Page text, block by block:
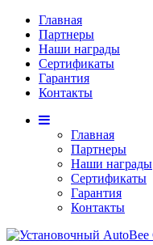
Главная
Партнеры
Наши награды
Сертификаты
Гарантия
Контакты
Главная
Партнеры
Наши награды
Сертификаты
Гарантия
Контакты